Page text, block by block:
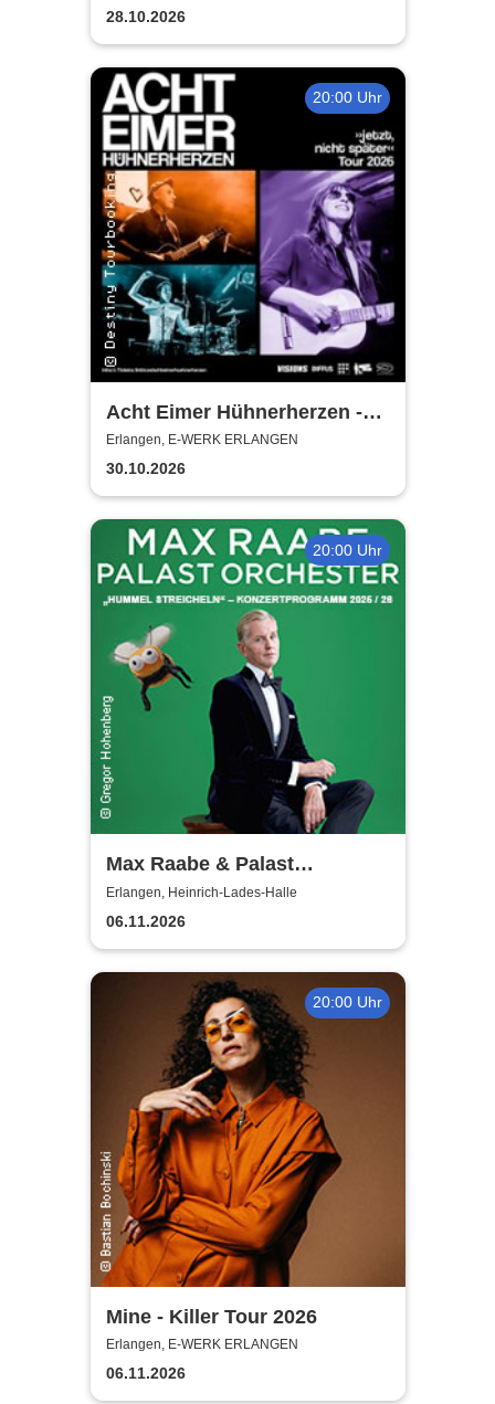
Nürnberger Symphonikern
28.10.2026
20:00 Uhr
Acht Eimer Hühnerherzen -
jetzt, nicht später - Tour 2026
Erlangen, E-WERK ERLANGEN
30.10.2026
20:00 Uhr
Max Raabe & Palast
Orchester - Hummel
streicheln
Erlangen, Heinrich-Lades-Halle
06.11.2026
20:00 Uhr
Mine - Killer Tour 2026
Erlangen, E-WERK ERLANGEN
06.11.2026